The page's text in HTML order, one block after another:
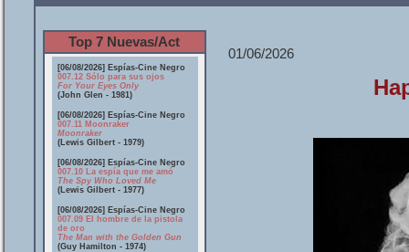
Top 7 Nuevas/Act
[06/08/2026] Espías-Cine Negro
007.12 Sólo para sus ojos
For Your Eyes Only
(John Glen - 1981)
[06/08/2026] Espías-Cine Negro
007.11 Moonraker
Moonraker
(Lewis Gilbert - 1979)
[06/08/2026] Espías-Cine Negro
007.10 La espía que me amó
The Spy Who Loved Me
(Lewis Gilbert - 1977)
[06/08/2026] Espías-Cine Negro
007.09 El hombre de la pistola
de oro
The Man with the Golden Gun
(Guy Hamilton - 1974)
01/06/2026